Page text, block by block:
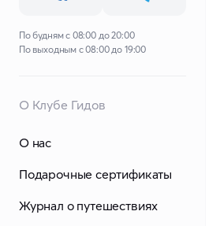
По будням с 08:00 до 20:00
По выходным с 08:00 до 19:00
О Клубе Гидов
О нас
Подарочные сертификаты
Журнал о путешествиях